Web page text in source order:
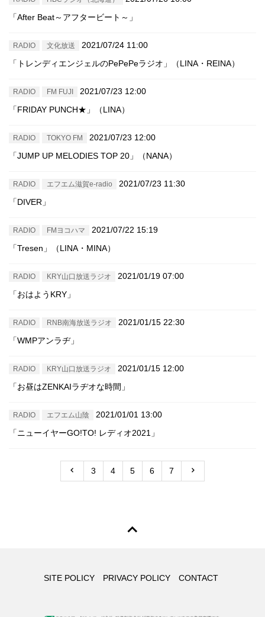
「After Beat～アフタービート～」
RADIO 文化放送
2021/07/24 11:00
「トレンディエンジェルのPePePeラジオ」（LINA・REINA）
RADIO FM FUJI
2021/07/23 12:00
「FRIDAY PUNCH★」（LINA）
RADIO TOKYO FM
2021/07/23 12:00
「JUMP UP MELODIES TOP 20」（NANA）
RADIO エフエム滋賀e-radio
2021/07/23 11:30
「DIVER」
RADIO FMヨコハマ
2021/07/22 15:19
「Tresen」（LINA・MINA）
RADIO KRY山口放送ラジオ
2021/01/19 07:00
「おはようKRY」
RADIO RNB南海放送ラジオ
2021/01/15 22:30
「WMPアンラヂ」
RADIO KRY山口放送ラジオ
2021/01/15 12:00
「お昼はZENKAIラヂオな時間」
RADIO エフエム山陰
2021/01/01 13:00
「ニューイヤーGO!TO! レディオ2021」
3 4 5 6 7
SITE POLICY PRIVACY POLICY CONTACT